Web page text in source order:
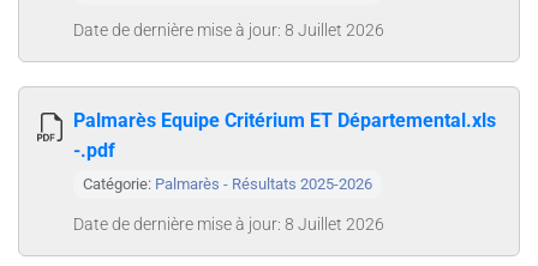
Date de dernière mise à jour: 8 Juillet 2026
Palmarès Equipe Critérium ET Départemental.xls
-.pdf
Catégorie: Palmarès - Résultats 2025-2026
Date de dernière mise à jour: 8 Juillet 2026